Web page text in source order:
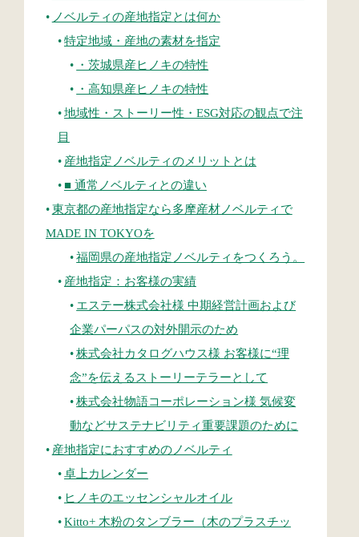
ノベルティの産地指定とは何か
特定地域・産地の素材を指定
・茨城県産ヒノキの特性
・高知県産ヒノキの特性
地域性・ストーリー性・ESG対応の観点で注
目
産地指定ノベルティのメリットとは
■ 通常ノベルティとの違い
東京都の産地指定なら多摩産材ノベルティで
MADE IN TOKYOを
福岡県の産地指定ノベルティをつくろう。
産地指定：お客様の実績
エステー株式会社様 中期経営計画および
企業パーパスの対外開示のため
株式会社カタログハウス様 お客様に“理
念”を伝えるストーリーテラーとして
株式会社物語コーポレーション様 気候変
動などサステナビリティ重要課題のために
産地指定におすすめのノベルティ
卓上カレンダー
ヒノキのエッセンシャルオイル
Kitto+ 木粉のタンブラー（木のプラスチッ